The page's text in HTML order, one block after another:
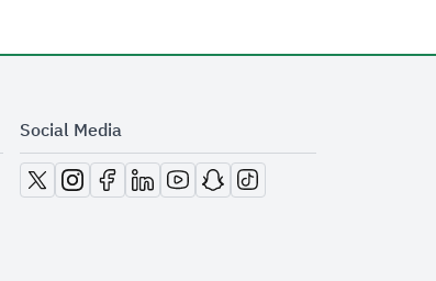
Social Media
opens in new window
opens in new window
opens in new window
opens in new window
opens in new window
opens in new window
opens in new window